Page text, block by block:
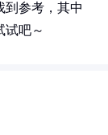
到参考，其中
试吧～